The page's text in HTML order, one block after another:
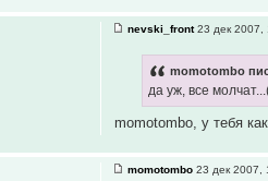
nevski_front23 дек 2007,
momotombo
да уж, все
momotombo, у тебя
momotombo 23 дек 2007,